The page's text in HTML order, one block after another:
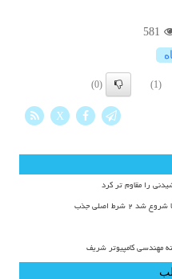
581
(1)
(0)
X
را مقاوم تر کرد
اصلی جذب
مهندسی کامپیوتر شریف